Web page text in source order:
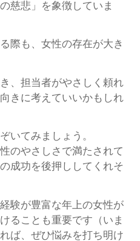
慈悲」を象徴していま
際も、女性の存在が大き
、担当者がやさしく頼れ
きに考えていいかもしれ
いてみましょう。
のやさしさで満たされて
成功を後押ししてくれそ
験が豊富な年上の女性が
ることも重要です（いま
ば、ぜひ悩みを打ち明け